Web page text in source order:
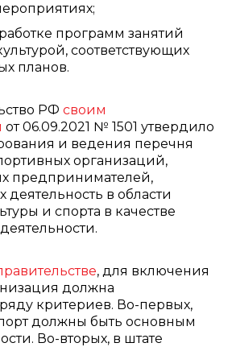
программ занятий
соответствующих
планов.
РФ своим
от 06.09.2021 № 1501 утвердило
и ведения перечня
организаций,
предпринимателей,
в области
и спорта в качестве
, для включения
должна
ряду критериев. Во-первых,
должны быть основным
Во-вторых, в штате